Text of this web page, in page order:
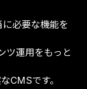
必要な機能を
ツ運用をもっと
CMSです。